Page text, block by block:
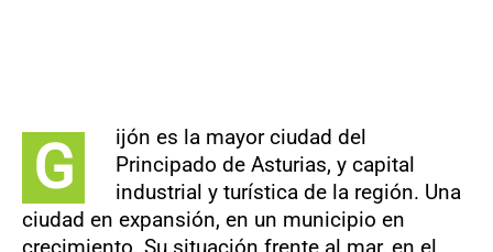
G
ijón es la mayor ciudad del
Principado de Asturias, y capital
industrial y turística de la región. Una
ciudad en expansión, en un municipio en